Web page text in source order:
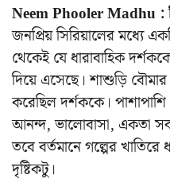
Neem Phooler Madhu :
জনপ্রিয় সিরিয়ালের মধ্যে
থেকেই যে ধারাবাহিক
দিয়ে এসেছে। শাশুড়ি
করেছিল দর্শককে। পাশাপাশি
আনন্দ, ভালোবাসা, একতা
তবে বর্তমানে গল্পের
দৃষ্টিকটু।